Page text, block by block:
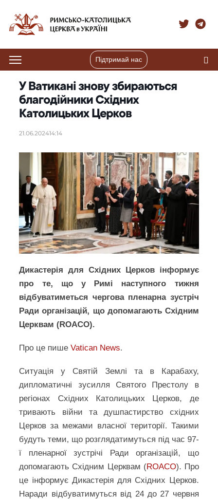
Підтримай нас
У Ватикані знову збираються
благодійники Східних
Католицьких Церков
21.06.202414:14
Дикастерія для Східних Церков інформує
про те, що у Римі наступного тижня
відбуватиметься чергова пленарна зустріч
Ради організацій, що допомагають Східним
Церквам (ROACO).
Про це пишеVatican News.
Ситуація у Святій Землі та в Карабаху,
дипломатичні зусилля Святого Престолу в
регіонах Східних Католицьких Церков, де
тривають війни та душпастирство східних
Церков за межами власної території. Такими
будуть теми, що розглядатимуться під час 97-
ї пленарної зустрічі Ради організацій, що
допомагають Східним Церквам (ROACO). Про
це інформує Дикастерія для Східних Церков.
Наради відбуватимуться від 24 до 27 червня